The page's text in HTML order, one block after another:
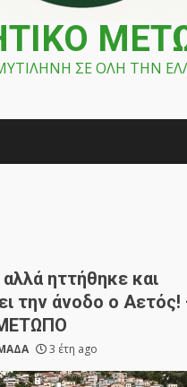
ΣΕ ΟΛΗ ΤΗΝ
ηττήθηκε και
την άνοδο ο Αετός!
3 έτη ago